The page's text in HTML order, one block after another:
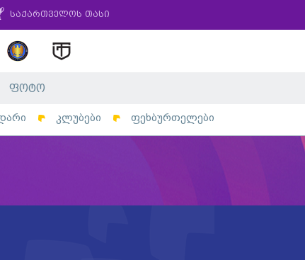
საქართველოს თასი
ფოტო
კლუბები ფეხბურთელები